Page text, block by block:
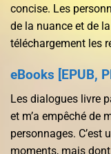
concise. Les
de la nuance et de
téléchargement les
eBooks [EPUB,
Les dialogues livre
et m’a empêché de
personnages. C’est
moments, mais